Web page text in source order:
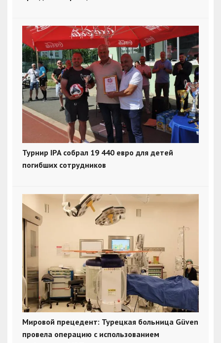
Турнир IPA собрал 19 440 евро для детей
погибших сотрудников
Мировой прецедент: Турецкая больница Güven
провела операцию с использованием